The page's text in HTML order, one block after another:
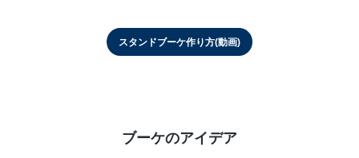
スタンドブーケ作り方(動画)
ブーケのアイデア